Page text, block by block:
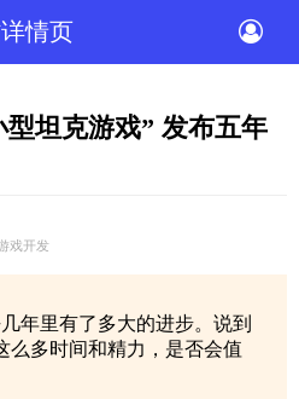
情页
坦克游戏” 发布五年
戏开发
年里有了多大的进步。说到
么多时间和精力，是否会值